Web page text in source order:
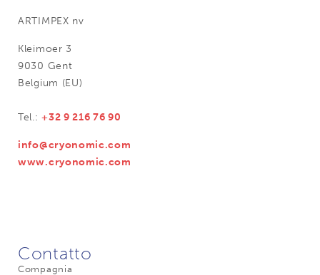
ARTIMPEX nv
Kleimoer 3
9030 Gent
Belgium (EU)
Tel.:+32 9 216 76 90
info@cryonomic.com
www.cryonomic.com
Contatto
Compagnia